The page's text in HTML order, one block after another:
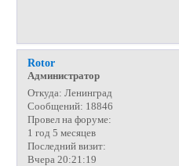
Rotor
Администратор
Откуда: Ленинград
Сообщений: 18846
Провел на форуме:
1 год 5 месяцев
Последний визит:
Вчера 20:21:19